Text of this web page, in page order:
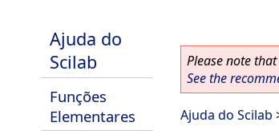
Ajuda do
Scilab
Funções
Elementares
Please note
See the
Ajuda do Scilab